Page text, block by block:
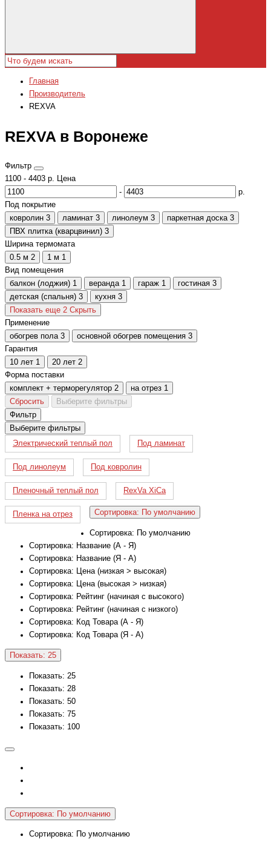
Главная
Производитель
REXVA
REXVA в Воронеже
Фильтр
1100 - 4403 р. Цена
-
р.
Под покрытие
ковролин 3 ламинат 3 линолеум 3 паркетная доска 3
ПВХ плитка (кварцвинил) 3
Ширина термомата
0.5 м 2 1 м 1
Вид помещения
балкон (лоджия) 1 веранда 1 гараж 1 гостиная 3
детская (спальня) 3 кухня 3
Показать еще 2 Скрыть
Применение
обогрев пола 3 основной обогрев помещения 3
Гарантия
10 лет 1 20 лет 2
Форма поставки
комплект + терморегулятор 2 на отрез 1
Сбросить
Выберите фильтры
Фильтр
Выберите фильтры
Электрический теплый пол Под ламинат
Под линолеум Под ковролин
Пленочный теплый пол RexVa XiCa
Пленка на отрез Сортировка: По умолчанию
Сортировка: По умолчанию
Сортировка: Название (А - Я)
Сортировка: Название (Я - А)
Сортировка: Цена (низкая > высокая)
Сортировка: Цена (высокая > низкая)
Сортировка: Рейтинг (начиная с высокого)
Сортировка: Рейтинг (начиная с низкого)
Сортировка: Код Товара (А - Я)
Сортировка: Код Товара (Я - А)
Показать: 25
Показать: 25
Показать: 28
Показать: 50
Показать: 75
Показать: 100
Сортировка: По умолчанию
Сортировка: По умолчанию